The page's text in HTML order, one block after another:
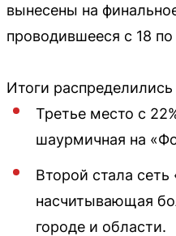
вынесены на
проводившееся с 18 по
Итоги
Третье место с
шаурмичная на
Второй стала сеть
насчитывающая
городе и области.